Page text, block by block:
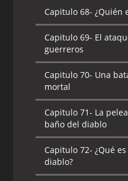
Capitulo 68- ¿Quién
Capitulo 69- El
guerreros
Capitulo 70- Una
mortal
Capitulo 71- La
baño del diablo
Capitulo 72- ¿Qué
diablo?